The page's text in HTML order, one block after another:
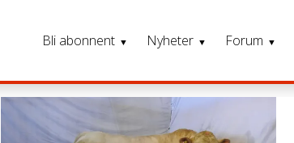
Bli abonnent Nyheter Forum